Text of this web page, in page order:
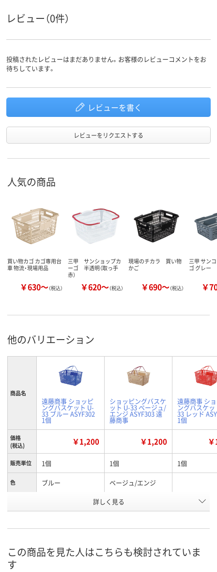
レビュー（0件）
投稿されたレビューはまだありません。お客様のレビューコメントをお
待ちしています。
レビューを書く
レビューをリクエストする
人気の商品
買い物カゴ カゴ専用台
車 物流・現場用品
￥630～（税込）
三甲 サンショップカ
ーゴ 半透明（取っ手
赤）
￥620～（税込）
現場のチカラ 買い物
かご
￥690～（税込）
三甲 サン
ゴ グレー
￥
他のバリエーション
商品名
遠藤商事 ショッピ
ングバスケット U-
33 ブルー ASYF302
1個
ショッピングバスケ
ット U-33 ベージュ/
エンジ ASYF303 遠
藤商事
遠藤商事 シ
ングバスケッ
33 レッド
1個
価格
(税込)
￥1,200 ￥1,200
販売単位 1個 1個 1個
色 ブルー ベージュ/エンジ
J317774 J317775
詳しく見る
この商品を見た人はこちらも検討されていま
す